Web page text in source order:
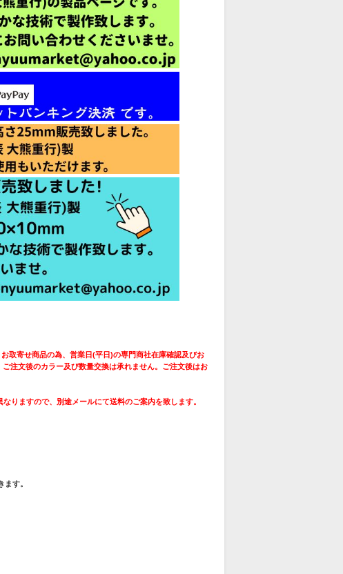
取寄せ商品の為、営業日(平日)の専門商社在庫確認及びお
注文後のカラー及び数量交換は承れません。ご注文後はお
りますので、別途メールにて送料のご案内を致します。
す。